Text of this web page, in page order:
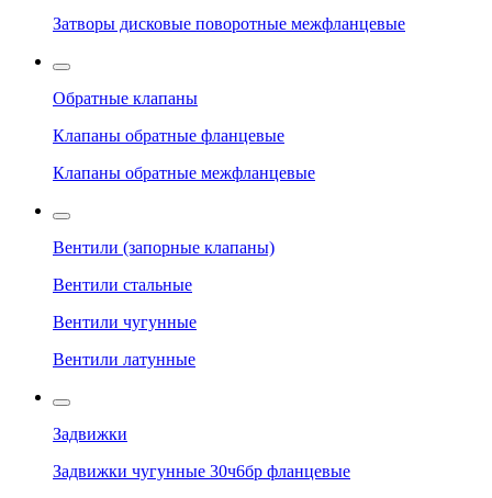
Затворы дисковые поворотные межфланцевые
Обратные клапаны
Клапаны обратные фланцевые
Клапаны обратные межфланцевые
Вентили (запорные клапаны)
Вентили стальные
Вентили чугунные
Вентили латунные
Задвижки
Задвижки чугунные 30ч6бр фланцевые